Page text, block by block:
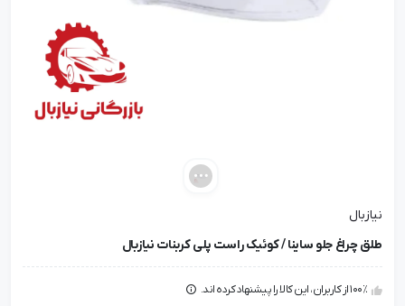
نیازبال
طلق چراغ جلو ساینا / کوئیک راست پلی کربنات نیازبال
100٪ از کاربران، این کالا را پیشنهاد کرده اند.